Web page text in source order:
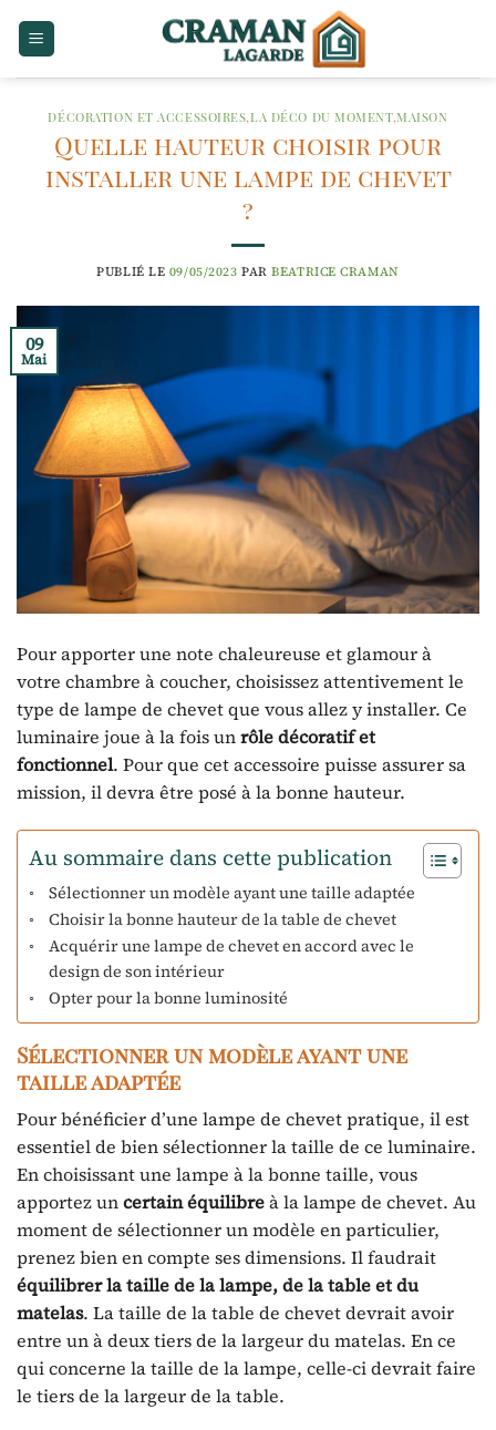
DÉCORATION ET ACCESSOIRES,LA DÉCO DU MOMENT,MAISON
Quelle hauteur choisir pour
installer une lampe de chevet
?
PUBLIÉ LE 09/05/2023 PARBEATRICE CRAMAN
09
Mai
Pour apporter une note chaleureuse et glamour à
votre chambre à coucher, choisissez attentivement le
type de lampe de chevet que vous allez y installer. Ce
luminaire joue à la fois unrôle décoratif et
fonctionnel. Pour que cet accessoire puisse assurer sa
mission, il devra être posé à la bonne hauteur.
Au sommaire dans cette publication
Sélectionner un modèle ayant une taille adaptée
Choisir la bonne hauteur de la table de chevet
Acquérir une lampe de chevet en accord avec le
design de son intérieur
Opter pour la bonne luminosité
Sélectionner un modèle ayant une
taille adaptée
Pour bénéficier d’une lampe de chevet pratique, il est
essentiel de bien sélectionner la taille de ce luminaire.
En choisissant une lampe à la bonne taille, vous
apportez uncertain équilibreà la lampe de chevet. Au
moment de sélectionner un modèle en particulier,
prenez bien en compte ses dimensions. Il faudrait
équilibrer la taille de la lampe, de la table et du
matelas. La taille de la table de chevet devrait avoir
entre un à deux tiers de la largeur du matelas. En ce
qui concerne la taille de la lampe, celle-ci devrait faire
le tiers de la largeur de la table.